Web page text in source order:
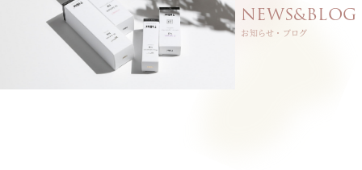
はじめての方へ
メニュー・システム
NEWS&BLOG
お知らせ・ブログ